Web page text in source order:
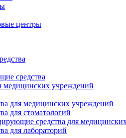
центры
средства
медицинских учреждений
для медицинских учреждений
для стоматологий
средства для
для лабораторий